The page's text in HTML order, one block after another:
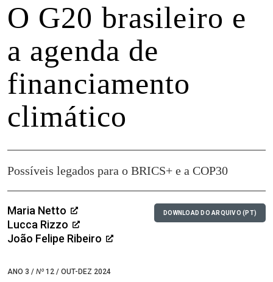
O G20 brasileiro e
a agenda de
financiamento
climático
Possíveis legados para o BRICS+ e a COP30
Maria Netto
Lucca Rizzo
João Felipe Ribeiro
ANO 3 / Nº 12 / OUT-DEZ 2024
DOWNLOAD DO ARQUIVO (PT)